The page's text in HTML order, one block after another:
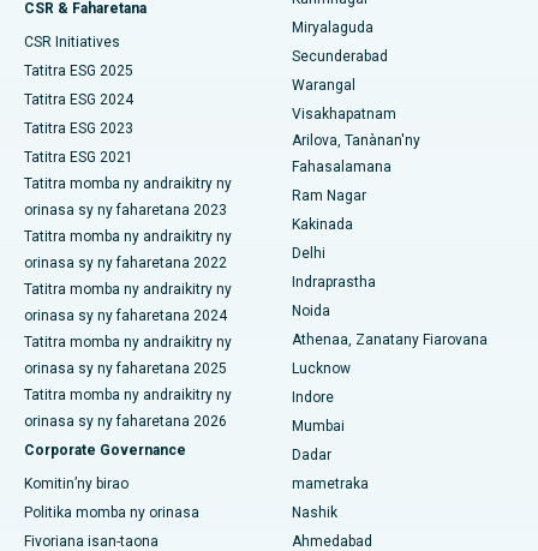
Hopitaly tsara indrindra ao amin'ny GS Road, Guwahati
Hopitaly tsara indrindra ao Hyderguda, Hyderabad
Hopitaly tsara indrindra ao Vijay Nagar, Indore
Hopitaly tsara indrindra ao amin'ny Suryaraopeta Main Road,
Hopitaly tsara indrindra ao amin'ny Canal Circular Road, Kolkata
Hopitaly tsara indrindra ao amin'ny CBD Belapur, Navi Mumbai
Hopitaly tsara indrindra ao Panchavati, Nashik
Hopitaly tsara indrindra ao Secunderabad, Hyderabad
Hopitaly tsara indrindra any Seshadripuram, Bangalore
Hopitaly tsara indrindra ao Waltair Main Road, Visakhapatnam
Hopitaly tsara indrindra ao amin'ny lalana Subhash Nagar,
Biopsy voa
Parathyroidectomy
Fanoloana lohalika manontolo seramika
ERCP
CSR & Faharetana
CSR Initiatives
Tatitra ESG 2025
Tatitra ESG 2024
Tatitra ESG 2023
Tatitra ESG 2021
Tatitra momba ny andraikitry ny
orinasa sy ny faharetana 2023
Tatitra momba ny andraikitry ny
orinasa sy ny faharetana 2022
Tatitra momba ny andraikitry ny
orinasa sy ny faharetana 2024
Tatitra momba ny andraikitry ny
orinasa sy ny faharetana 2025
Tatitra momba ny andraikitry ny
orinasa sy ny faharetana 2026
Corporate Governance
Komitin’ny birao
Politika momba ny orinasa
Fivoriana isan-taona
Miryalaguda
Secunderabad
Warangal
Visakhapatnam
Arilova, Tanànan'ny
Fahasalamana
Ram Nagar
Kakinada
Delhi
Indraprastha
Noida
Athenaa, Zanatany Fiarovana
Lucknow
Indore
Mumbai
Dadar
mametraka
Nashik
Ahmedabad